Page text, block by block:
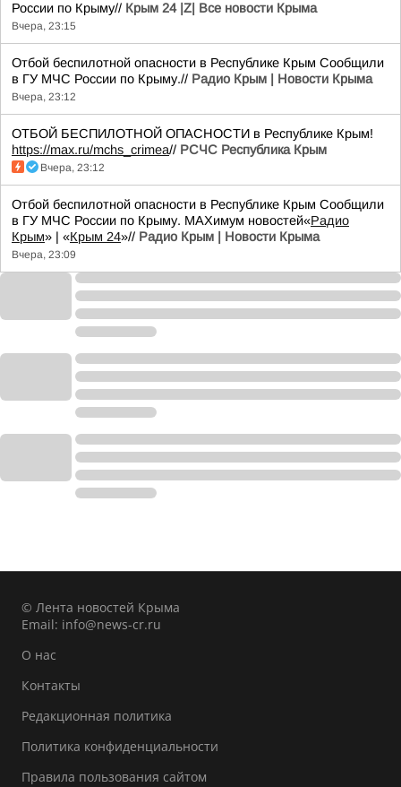
России по Крыму// Крым 24 |Z| Все новости Крыма
Вчера, 23:15
Отбой беспилотной опасности в Республике Крым Сообщили
в ГУ МЧС России по Крыму.// Радио Крым | Новости Крыма
Вчера, 23:12
ОТБОЙ БЕСПИЛОТНОЙ ОПАСНОСТИ в Республике Крым!
https://max.ru/mchs_crimea// РСЧС Республика Крым
Вчера, 23:12
Отбой беспилотной опасности в Республике Крым Сообщили
в ГУ МЧС России по Крыму. MAXимум новостей«Радио
Крым» | «Крым 24»// Радио Крым | Новости Крыма
Вчера, 23:09
© Лента новостей Крыма
Email: info@news-cr.ru
О нас
Контакты
Редакционная политика
Политика конфиденциальности
Правила пользования сайтом